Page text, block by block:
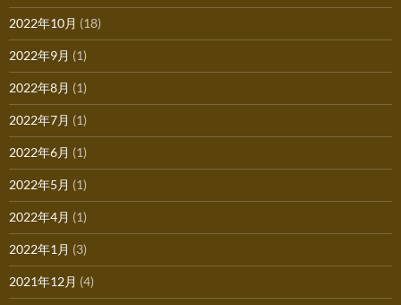
2022年10月 (18)
2022年9月 (1)
2022年8月 (1)
2022年7月 (1)
2022年6月 (1)
2022年5月 (1)
2022年4月 (1)
2022年1月 (3)
2021年12月 (4)